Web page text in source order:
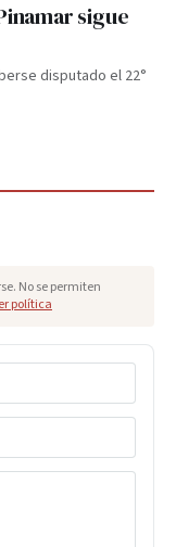
sigue
disputado el 22°
No se permiten
política